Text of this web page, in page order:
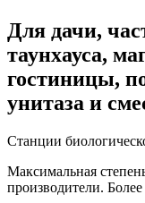
Для дачи,
таунхауса,
гостиницы,
унитаза и
Станции
Максимальная
производители.